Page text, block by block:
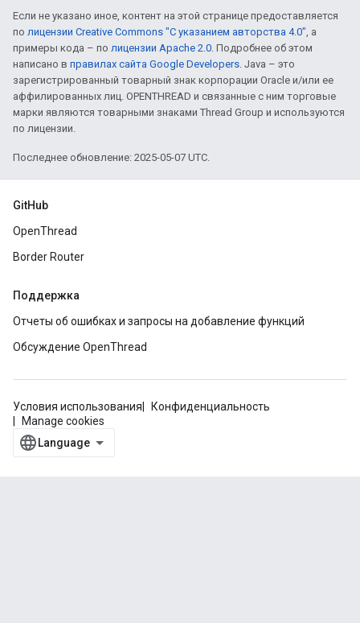
Если не указано иное, контент на этой странице предоставляется
по лицензии Creative Commons "С указанием авторства 4.0", а
примеры кода – по лицензии Apache 2.0. Подробнее об этом
написано в правилах сайта Google Developers. Java – это
зарегистрированный товарный знак корпорации Oracle и/или ее
аффилированных лиц. OPENTHREAD и связанные с ним торговые
марки являются товарными знаками Thread Group и используются
по лицензии.
Последнее обновление: 2025-05-07 UTC.
GitHub
OpenThread
Border Router
Поддержка
Отчеты об ошибках и запросы на добавление функций
Обсуждение OpenThread
Условия использования
Конфиденциальность
Manage cookies